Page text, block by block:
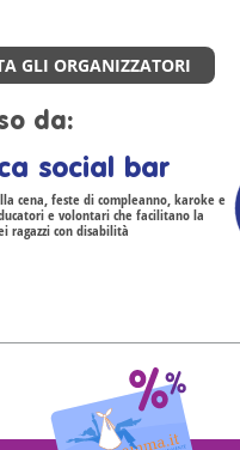
GLI ORGANIZZATORI
da:
social bar
cena, feste di compleanno, karoke e
e volontari che facilitano la
ragazzi con disabilità